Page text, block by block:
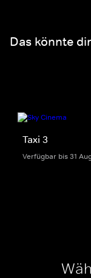
Das könnte
Taxi 3
Verfügbar bis 31